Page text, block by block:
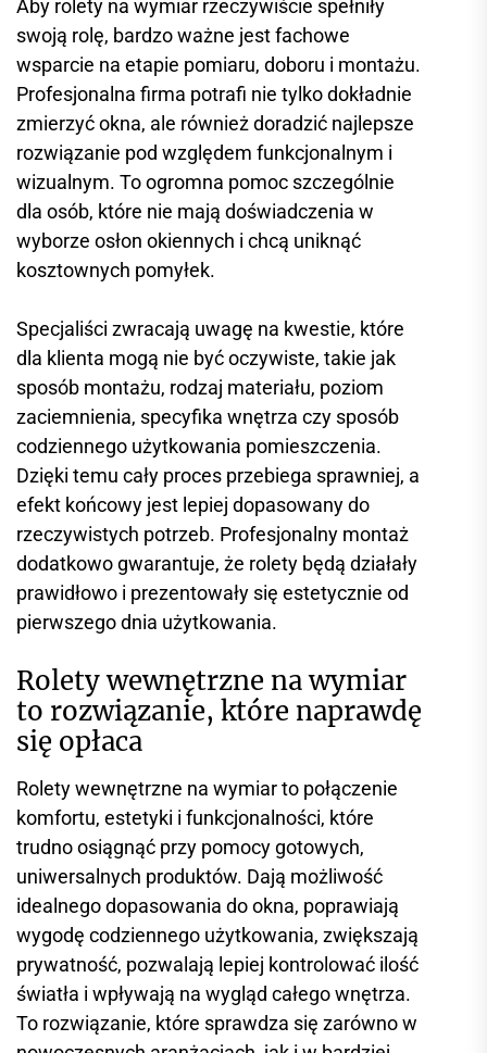
Aby rolety na wymiar rzeczywiście spełniły
swoją rolę, bardzo ważne jest fachowe
wsparcie na etapie pomiaru, doboru i montażu.
Profesjonalna firma potrafi nie tylko dokładnie
zmierzyć okna, ale również doradzić najlepsze
rozwiązanie pod względem funkcjonalnym i
wizualnym. To ogromna pomoc szczególnie
dla osób, które nie mają doświadczenia w
wyborze osłon okiennych i chcą uniknąć
kosztownych pomyłek.
Specjaliści zwracają uwagę na kwestie, które
dla klienta mogą nie być oczywiste, takie jak
sposób montażu, rodzaj materiału, poziom
zaciemnienia, specyfika wnętrza czy sposób
codziennego użytkowania pomieszczenia.
Dzięki temu cały proces przebiega sprawniej, a
efekt końcowy jest lepiej dopasowany do
rzeczywistych potrzeb. Profesjonalny montaż
dodatkowo gwarantuje, że rolety będą działały
prawidłowo i prezentowały się estetycznie od
pierwszego dnia użytkowania.
Rolety wewnętrzne na wymiar
to rozwiązanie, które naprawdę
się opłaca
Rolety wewnętrzne na wymiar to połączenie
komfortu, estetyki i funkcjonalności, które
trudno osiągnąć przy pomocy gotowych,
uniwersalnych produktów. Dają możliwość
idealnego dopasowania do okna, poprawiają
wygodę codziennego użytkowania, zwiększają
prywatność, pozwalają lepiej kontrolować ilość
światła i wpływają na wygląd całego wnętrza.
To rozwiązanie, które sprawdza się zarówno w